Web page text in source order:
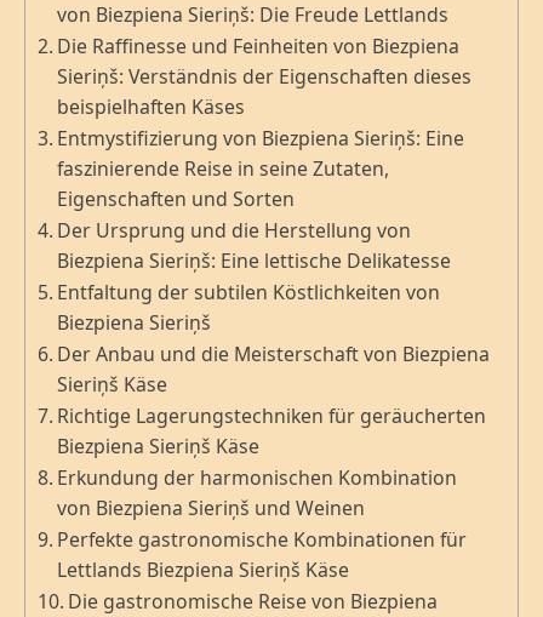
von Biezpiena Sieriņš: Die Freude Lettlands
Die Raffinesse und Feinheiten von Biezpiena
Sieriņš: Verständnis der Eigenschaften dieses
beispielhaften Käses
Entmystifizierung von Biezpiena Sieriņš: Eine
faszinierende Reise in seine Zutaten,
Eigenschaften und Sorten
Der Ursprung und die Herstellung von
Biezpiena Sieriņš: Eine lettische Delikatesse
Entfaltung der subtilen Köstlichkeiten von
Biezpiena Sieriņš
Der Anbau und die Meisterschaft von Biezpiena
Sieriņš Käse
Richtige Lagerungstechniken für geräucherten
Biezpiena Sieriņš Käse
Erkundung der harmonischen Kombination
von Biezpiena Sieriņš und Weinen
Perfekte gastronomische Kombinationen für
Lettlands Biezpiena Sieriņš Käse
Die gastronomische Reise von Biezpiena